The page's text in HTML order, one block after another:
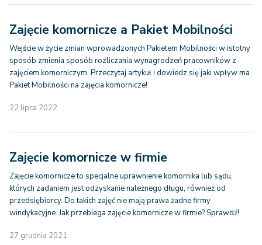
Zajęcie komornicze a Pakiet Mobilności
Wejście w życie zmian wprowadzonych Pakietem Mobilności w istotny
sposób zmienia sposób rozliczania wynagrodzeń pracowników z
zajęciem komorniczym. Przeczytaj artykuł i dowiedz się jaki wpływ ma
Pakiet Mobilności na zajęcia komornicze!
22 lipca 2022
Zajęcie komornicze w firmie
Zajęcie komornicze to specjalne uprawnienie komornika lub sądu,
których zadaniem jest odzyskanie należnego długu, również od
przedsiębiorcy. Do takich zajęć nie mają prawa żadne firmy
windykacyjne. Jak przebiega zajęcie komornicze w firmie? Sprawdź!
27 grudnia 2021